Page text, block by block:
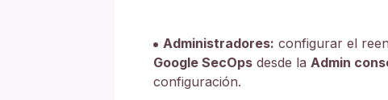
Administradores: configurar el
Google SecOps desde la Admin
configuración.